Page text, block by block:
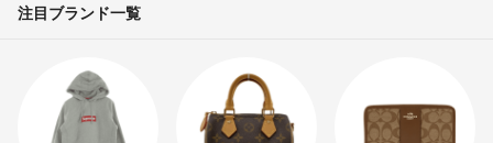
注目ブランド一覧